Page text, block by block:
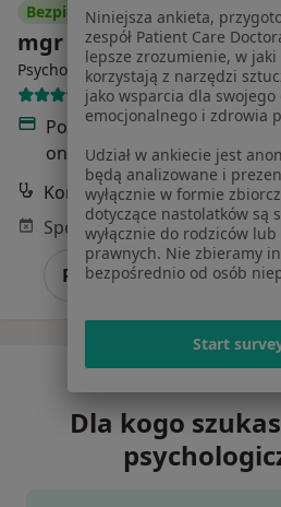
Bezpieczne płatności
mgr Daria Puźniak
Psycholog, Psycholog dziecięcy ·
140 opinii
Popularny specjalista:
online
Konsultacja psychologiczna
Poproś o wizytę
Dla kogo
Niniejsza ankieta,
zespół Patient Care
lepsze zrozumienie, w
korzystają z narzędzi
jako wsparcia dla
emocjonalnego i zdrowia
Udział w ankiecie jest
będą analizowane i
wyłącznie w formie
dotyczące nastolatków są
wyłącznie do rodziców
prawnych. Nie zbieramy
bezpośrednio od osób
Start